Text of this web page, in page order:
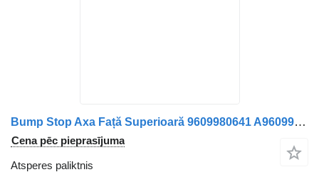
Bump Stop Axa Față Superioară 9609980641 A9609980641 0009983041 atsperes paliktnis paredzēts Mercedes-Benz Modelele Mercedes specificate kravas automašīnas
Cena pēc pieprasījuma
Atsperes paliktnis